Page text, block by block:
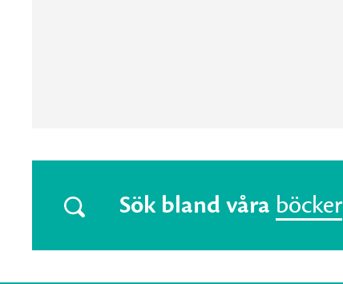
Sök bland våra böcker